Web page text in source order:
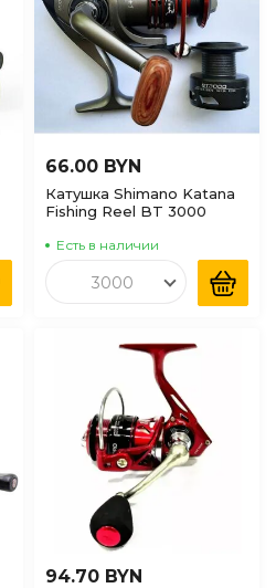
66.00 BYN
Катушка Shimano Katana
Fishing Reel BT 3000
Есть в наличии
3000
94.70 BYN